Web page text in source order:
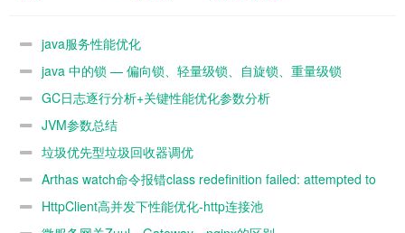
旋锁、重量级
java服务性能优化
java 中的锁 — 偏向锁、轻量级锁、自旋锁、重量级锁
GC日志逐行分析+关键性能优化参数分析
JVM参数总结
垃圾优先型垃圾回收器调优
Arthas watch命令报错class redefinition failed: attempted to
change the schema (add/remove fields) #1847
HttpClient高并发下性能优化-http连接池